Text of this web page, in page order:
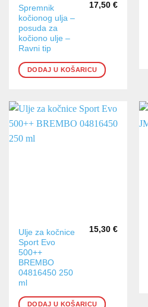
Spremnik
kočionog ulja –
posuda za
kočiono ulje –
Ravni tip
17,50 €
DODAJ U KOŠARICU
Ulje za kočnice
Sport Evo
500++
BREMBO
04816450 250
ml
15,30 €
DODAJ U KOŠARICU